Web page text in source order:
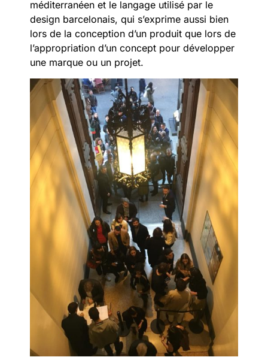
méditerranéen et le langage utilisé par le
design barcelonais, qui s’exprime aussi bien
lors de la conception d’un produit que lors de
l’appropriation d’un concept pour développer
une marque ou un projet.